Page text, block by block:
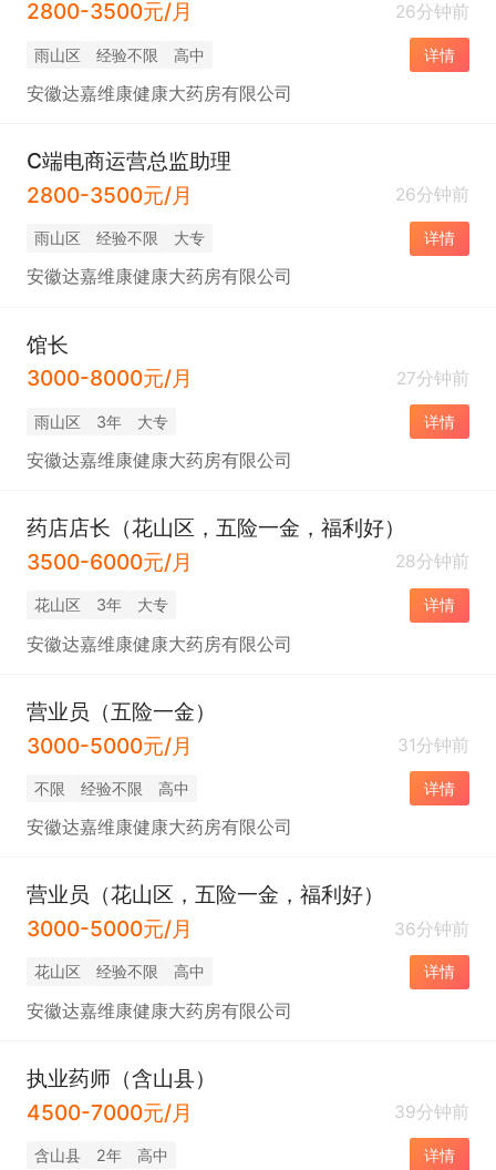
2800-3500元/月 26分钟前
雨山区 经验不限 高中 详情
安徽达嘉维康健康大药房有限公司
C端电商运营总监助理
2800-3500元/月
26分钟前
雨山区 经验不限 大专 详情
安徽达嘉维康健康大药房有限公司
馆长
3000-8000元/月
27分钟前
雨山区 3年 大专 详情
安徽达嘉维康健康大药房有限公司
药店店长（花山区，五险一金，福利好）
3500-6000元/月
28分钟前
花山区 3年 大专 详情
安徽达嘉维康健康大药房有限公司
营业员（五险一金）
3000-5000元/月
31分钟前
不限 经验不限 高中 详情
安徽达嘉维康健康大药房有限公司
营业员（花山区，五险一金，福利好）
3000-5000元/月
36分钟前
花山区 经验不限 高中 详情
安徽达嘉维康健康大药房有限公司
执业药师（含山县）
4500-7000元/月
39分钟前
含山县 2年 高中 详情